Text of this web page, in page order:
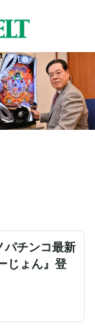
パチンコ最新
じょん』登